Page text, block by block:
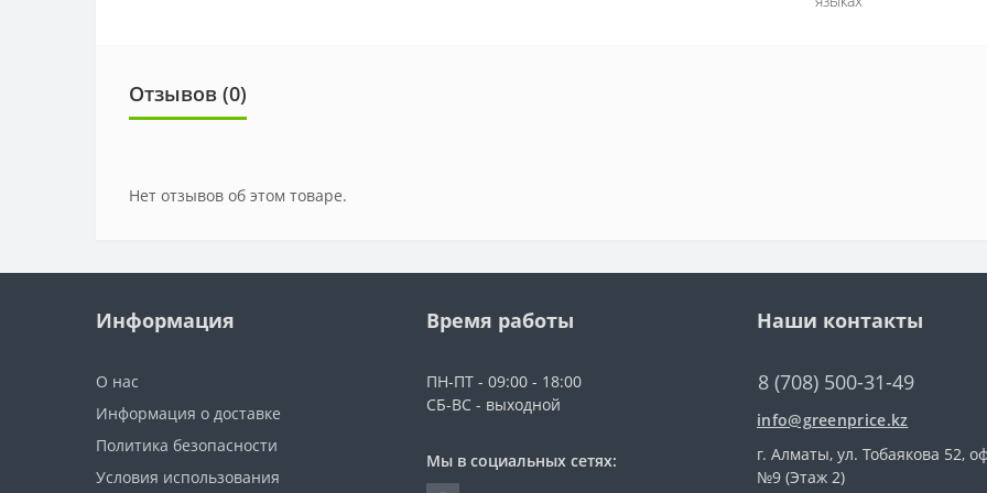
Отзывов (0)
Нет отзывов об этом товаре.
Информация
О нас
Информация о доставке
Политика безопасности
Условия использования
Время работы
ПН-ПТ - 09:00 - 18:00
СБ-ВС - выходной
Мы в социальных сетях:
Наши контакты
8 (708) 500-31-49
info@greenprice.kz
г. Алматы, ул. Тобаякова 52,
№9 (Этаж 2)